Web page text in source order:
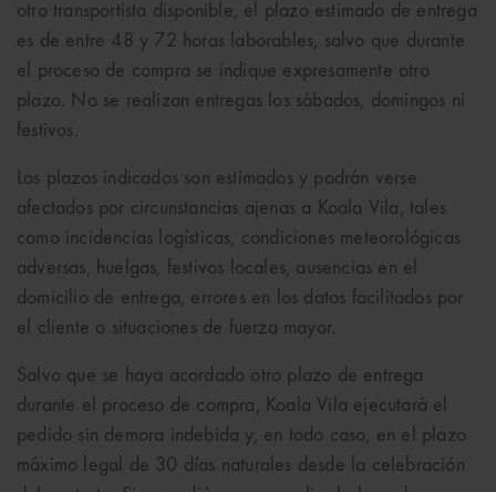
otro transportista disponible, el plazo estimado de entrega
es de entre 48 y 72 horas laborables, salvo que durante
el proceso de compra se indique expresamente otro
plazo. No se realizan entregas los sábados, domingos ni
festivos.
Los plazos indicados son estimados y podrán verse
afectados por circunstancias ajenas a Koala Vila, tales
como incidencias logísticas, condiciones meteorológicas
adversas, huelgas, festivos locales, ausencias en el
domicilio de entrega, errores en los datos facilitados por
el cliente o situaciones de fuerza mayor.
Salvo que se haya acordado otro plazo de entrega
durante el proceso de compra, Koala Vila ejecutará el
pedido sin demora indebida y, en todo caso, en el plazo
máximo legal de 30 días naturales desde la celebración